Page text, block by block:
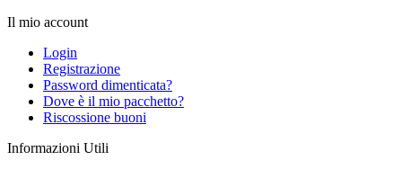
Il mio account
Login
Registrazione
Password dimenticata?
Dove è il mio pacchetto?
Riscossione buoni
Informazioni Utili